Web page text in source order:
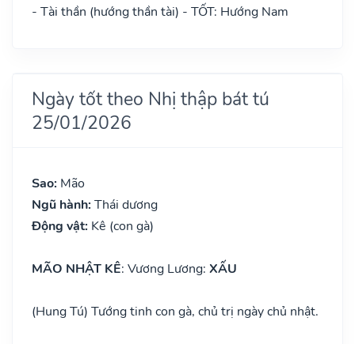
- Tài thần (hướng thần tài) - TỐT: Hướng Nam
Ngày tốt theo Nhị thập bát tú
25/01/2026
Sao: Mão
Ngũ hành: Thái dương
Động vật: Kê (con gà)
MÃO NHẬT KÊ: Vương Lương: XẤU
(Hung Tú) Tướng tinh con gà, chủ trị ngày chủ nhật.